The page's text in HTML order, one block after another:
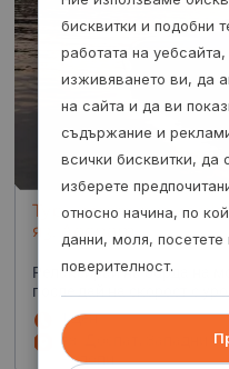
Тур с моторна лодка
яз. Доспат
Релаксирай на борда на
после дай на скорост с
1 ден
яз. Доспат, Западни
Родопи
бисквитки и подобни
работата на
изживяването ви, да
на сайта и да ви
съдържание и
всички бисквитки, да
изберете
относно начина, по
данни, моля,
поверителност.